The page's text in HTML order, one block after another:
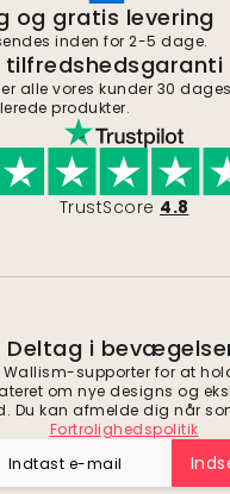
og gratis levering
inden for 2-5 dage.
tilfredshedsgaranti
alle vores kunder 30
produkter.
TrustScore 4.8
Deltag i
Wallism-supporter for at
om nye designs og
Du kan afmelde dig når
Fortrolighedspolitik